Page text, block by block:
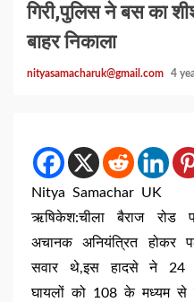
गिरी,पुलिस ने बस का
बाहर निकाला
nityasamacharuk@gmail.com 4
Nitya Samachar UK
ऋषिकेश:चीला बैराज
अचानक अनियंत्रित
सवार थे,इस हादसे ने 24
घायलों को 108 के मध्यम से